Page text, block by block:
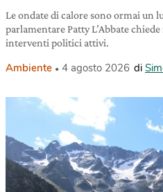
Le ondate di calore sono ormai un
parlamentare Patty L’Abbate
interventi politici attivi.
Ambiente 4 agosto 2026 di